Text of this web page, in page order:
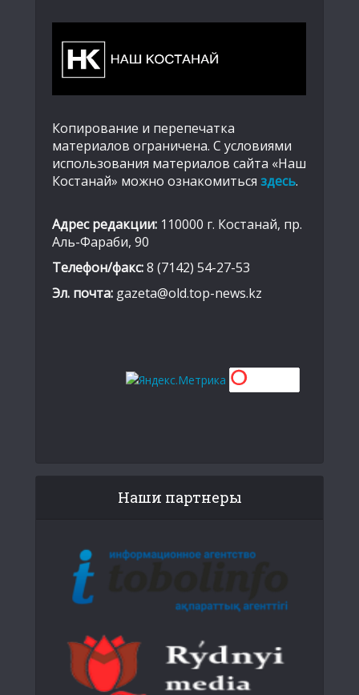
Копирование и перепечатка
материалов ограничена. С условиями
использования материалов сайта «Наш
Костанай» можно ознакомиться здесь.
Адрес редакции: 110000 г. Костанай, пр.
Аль-Фараби, 90
Телефон/факс:8 (7142) 54-27-53
Эл. почта: gazeta@old.top-news.kz
Наши партнеры